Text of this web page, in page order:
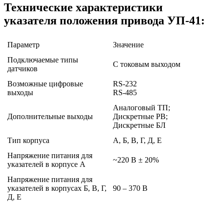
Технические характеристики
указателя положения привода УП-41:
Параметр
Значение
Подключаемые типы
датчиков
С токовым выходом
Возможные цифровые
выходы
RS-232
RS-485
Дополнительные выходы
Аналоговый ТП;
Дискретные РВ;
Дискретные БЛ
Тип корпуса
А, Б, В, Г, Д, Е
Напряжение питания для
указателей в корпусе А
~220 В ± 20%
Напряжение питания для
указателей в корпусах Б, В, Г,
Д, Е
90 – 370 В